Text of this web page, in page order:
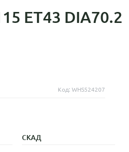
ET43 DIA70.2
Код: WHS524207
СКАД